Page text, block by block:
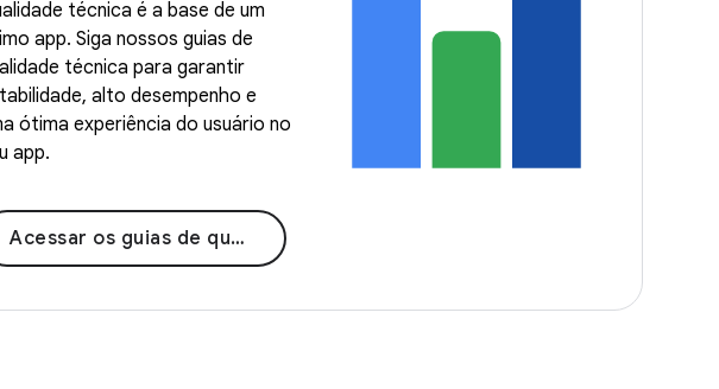
técnica é a base de um
app. Siga nossos guias de
técnica para garantir
alto desempenho e
ótima experiência do usuário no
app.
Acessar os guias de qualidade